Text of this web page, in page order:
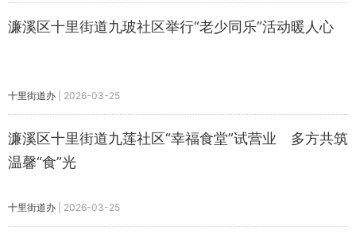
濂溪区十里街道九玻社区举行“老少同乐”活动暖人心
十里街道办 2026-03-25
濂溪区十里街道九莲社区“幸福食堂”试营业 多方共筑
温馨“食”光
十里街道办 2026-03-25